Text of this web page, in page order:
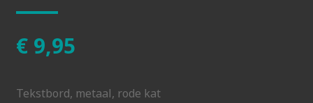
€9,95
Tekstbord, metaal, rode kat